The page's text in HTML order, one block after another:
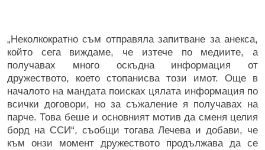
„Неколкократно съм отправяла запитване за анекса,
който сега виждаме, че изтече по медиите, а
получавах много оскъдна информация от
дружеството, което стопанисва този имот. Още в
началото на мандата поисках цялата информация по
всички договори, но за съжаление я получавах на
парче. Това беше и основният мотив да сменя целия
борд на ССИ“, съобщи тогава Лечева и добави, че
към онзи момент дружеството продължава да се